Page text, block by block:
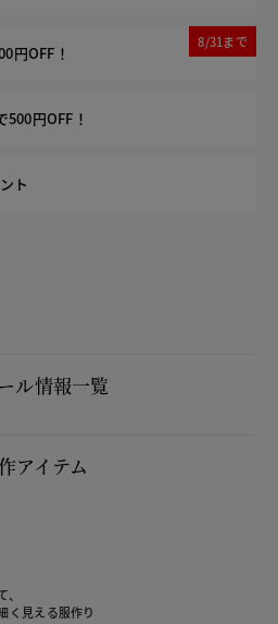
円OFF！
8/31まで
円OFF！
ト
ル情報一覧
アイテム
く見える服作り